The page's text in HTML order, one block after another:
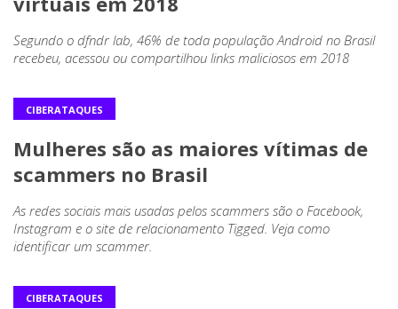
Segundo o dfndr lab, 46% de toda população Android no Brasil
recebeu, acessou ou compartilhou links maliciosos em 2018
CIBERATAQUES
Mulheres são as maiores vítimas de
scammers no Brasil
As redes sociais mais usadas pelos scammers são o Facebook,
Instagram e o site de relacionamento Tigged. Veja como
identificar um scammer.
CIBERATAQUES